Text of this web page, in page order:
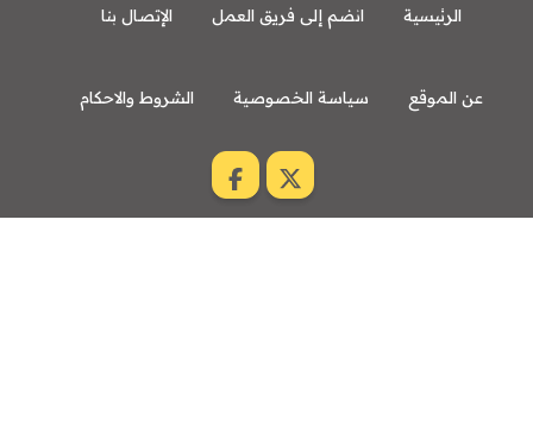
الرئيسية انضم إلى فريق العمل الإتصال بنا
عن الموقع سياسة الخصوصية الشروط والاحكام